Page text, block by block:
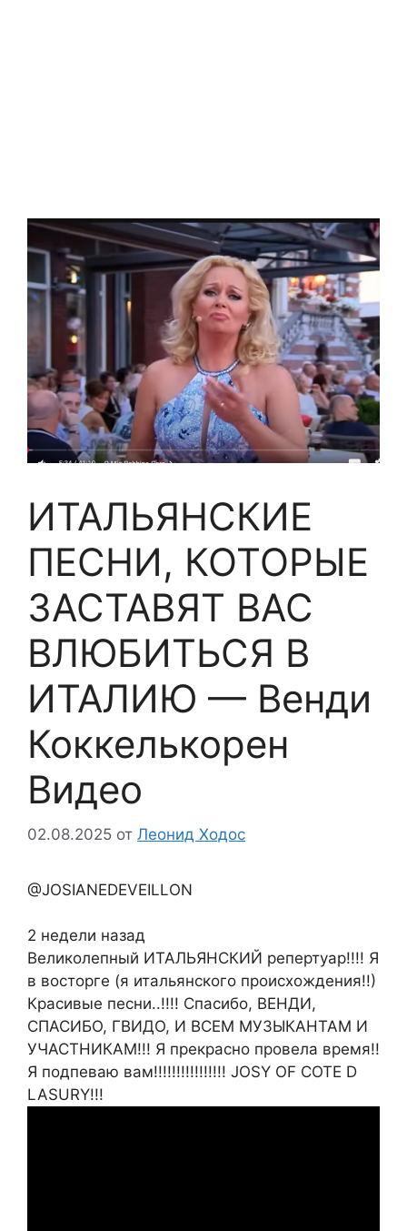
ИТАЛЬЯНСКИЕ
ПЕСНИ, КОТОРЫЕ
ЗАСТАВЯТ ВАС
ВЛЮБИТЬСЯ В
ИТАЛИЮ — Венди
Коккелькорен
Видео
02.08.2025 от Леонид Ходос
@JOSIANEDEVEILLON
2 недели назад
Великолепный ИТАЛЬЯНСКИЙ репертуар!!!! Я
в восторге (я итальянского происхождения!!)
Красивые песни..!!!! Спасибо, ВЕНДИ,
СПАСИБО, ГВИДО, И ВСЕМ МУЗЫКАНТАМ И
УЧАСТНИКАМ!!! Я прекрасно провела время!!
Я подпеваю вам!!!!!!!!!!!!!!!! JOSY OF COTE D
LASURY!!!